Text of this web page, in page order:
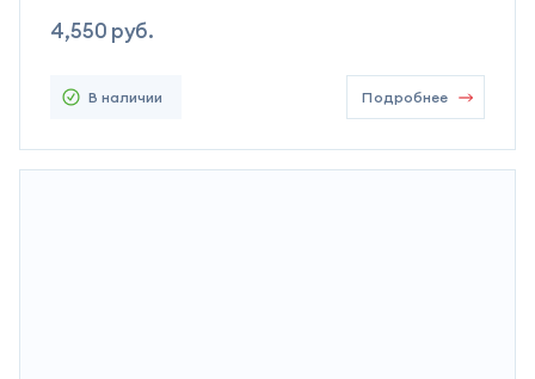
4,550 руб.
В наличии Подробнее